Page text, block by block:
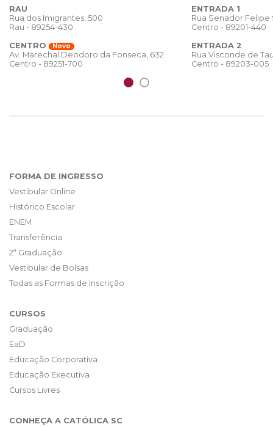
RAU
Rua dos Imigrantes, 500
Rau - 89254-430
CENTRO
Novo
Av. Marechal Deodoro da Fonseca, 632
Centro - 89251-700
ENTRADA 1
Rua Senador
Centro - 89201-440
ENTRADA 2
Rua Visconde de
Centro - 89203-005
FORMA DE INGRESSO
Vestibular Online
Histórico Escolar
ENEM
Transferência
2ª Graduação
Vestibular de Bolsas
Todas as Formas de Inscrição
CURSOS
Graduação
EaD
Educação Corporativa
Educação Executiva
Cursos Livres
CONHEÇA A CATÓLICA SC